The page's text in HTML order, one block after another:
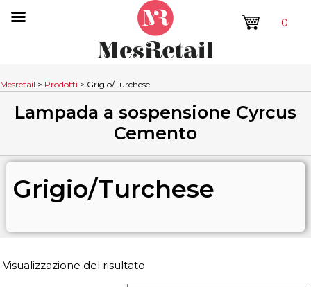
0
Mesretail > Prodotti > Grigio/Turchese
Lampada a sospensione Cyrcus
Cemento
Grigio/Turchese
Visualizzazione del risultato